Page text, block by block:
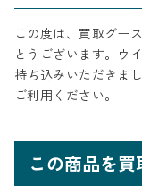
この度は、買取グー
とうございます。ウ
持ち込みいただきま
ご利用ください。
この商品を